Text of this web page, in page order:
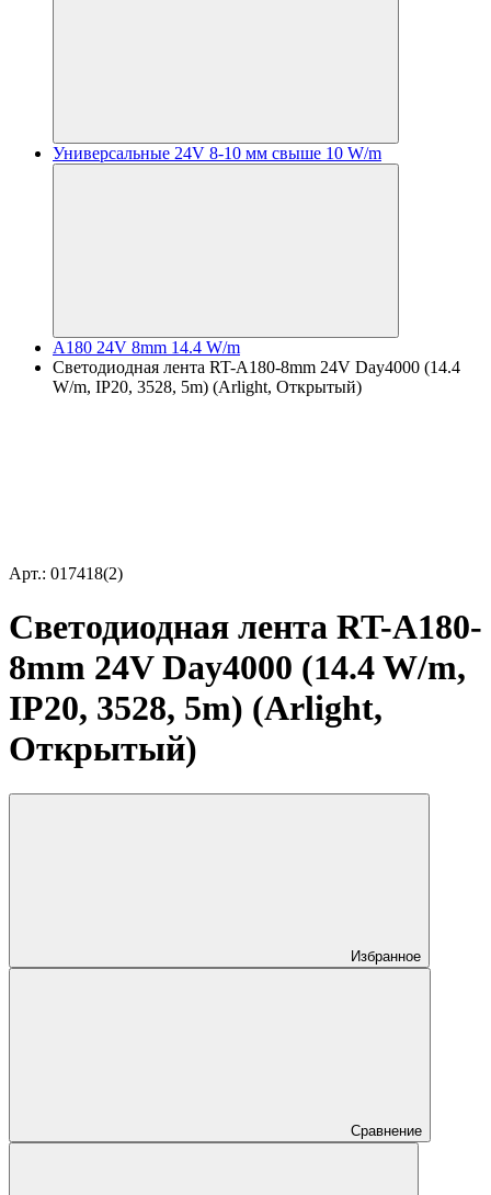
Универсальные 24V 8-10 мм свыше 10 W/m
A180 24V 8mm 14.4 W/m
Светодиодная лента RT-A180-8mm 24V Day4000 (14.4
W/m, IP20, 3528, 5m) (Arlight, Открытый)
Арт.: 017418(2)
Светодиодная лента RT-A180-
8mm 24V Day4000 (14.4 W/m,
IP20, 3528, 5m) (Arlight,
Открытый)
Избранное
Сравнение